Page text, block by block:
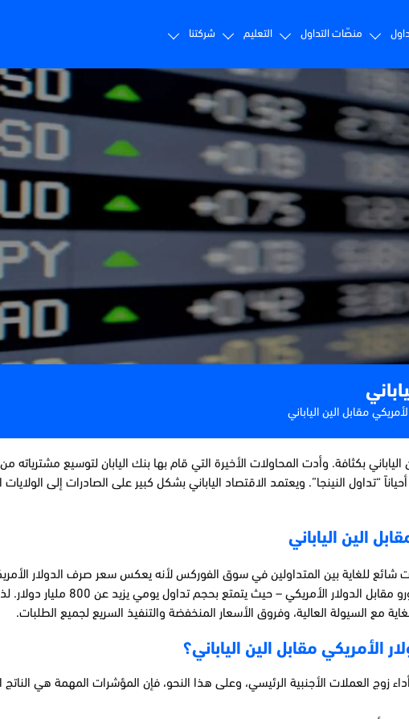
منصّات التداول التعليم شركتنا
مقابل الين الياباني
بكثافة. وأدت المحاولات الأخيرة التي قام بها بنك اليابان لتوسيع
“تداول النينجا”. ويعتمد الاقتصاد الياباني بشكل كبير على الصادرات إلى
الين الياباني
شائع للغاية بين المتداولين في سوق الفوركس لأنه يعكس سعر صرف الدولار
أزواج العملات تداولاً في سوق
مع السيولة العالية، وفروق الأسعار المنخفضة والتنفيذ السريع لجميع الطلبات.
الأمريكي مقابل الين الياباني؟
زوج العملات الأجنبية الرئيسي، وعلى هذا النحو، فإن المؤشرات المهمة هي